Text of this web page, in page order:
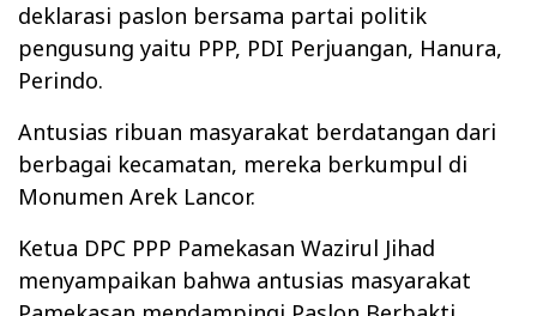
deklarasi paslon bersama partai politik
pengusung yaitu PPP, PDI Perjuangan, Hanura,
Perindo.
Antusias ribuan masyarakat berdatangan dari
berbagai kecamatan, mereka berkumpul di
Monumen Arek Lancor.
Ketua DPC PPP Pamekasan Wazirul Jihad
menyampaikan bahwa antusias masyarakat